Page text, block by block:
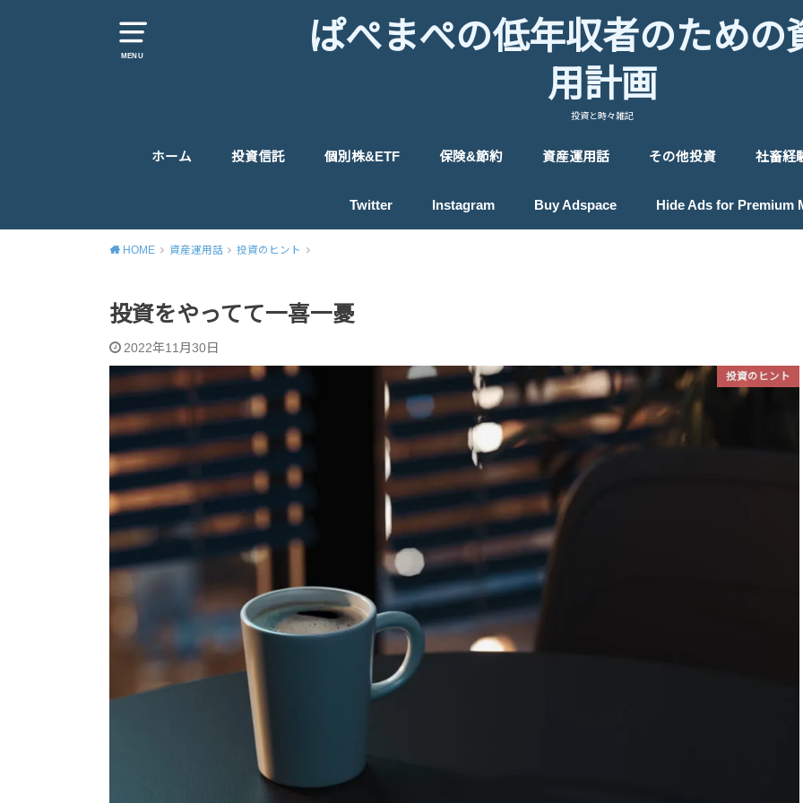
MENU
ぱぺまぺの低年収者のための
用計画
投資と時々雑記
ホーム 投資信託
世界株式投信&バランス投信
個別株&ETF
ETF
米国個別株
英国株
日本個別株
保険&節約
保険
節約
資産運用話
投資のヒント
投資戦略
投資入門
プロフィール
その他投資
ロボアドバイザー
貴金属投資
IPO投資
ポイント投資
社畜経
Twitter Instagram Buy Adspace Hide Ads for Premium
HOME 資産運用話 投資のヒント
投資をやってて一喜一憂
2022年11月30日
投資のヒント